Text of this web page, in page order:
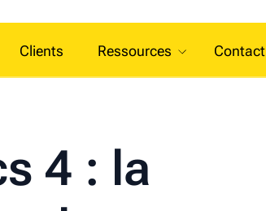
Clients Ressources Contact
4 : la